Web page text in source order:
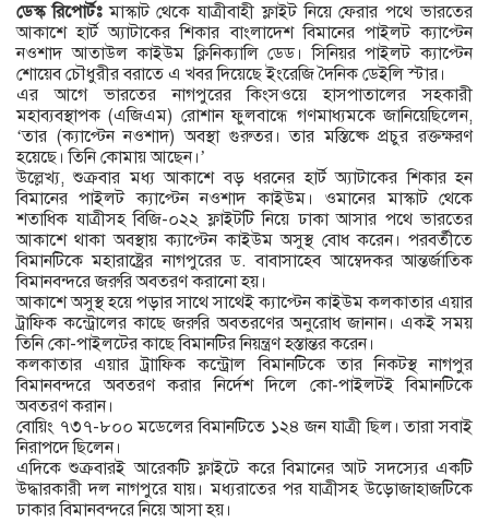
ডেস্ক রিপোর্টঃমাস্কাট থেকে যাত্রীবাহী ফ্লাইট নিয়ে ফেরার পথে ভারতের
আকাশে হার্ট অ্যাটাকের শিকার বাংলাদেশ বিমানের পাইলট ক্যাপ্টেন
নওশাদ আতাউল কাইউম ক্লিনিক্যালি ডেড। সিনিয়র পাইলট ক্যাপ্টেন
শোয়েব চৌধুরীর বরাতে এ খবর দিয়েছে ইংরেজি দৈনিক ডেইলি স্টার।
এর আগে ভারতের নাগপুরের কিংসওয়ে হাসপাতালের সহকারী
মহাব্যবস্থাপক (এজিএম) রোশান ফুলবান্ধে গণমাধ্যমকে জানিয়েছিলেন,
‘তার (ক্যাপ্টেন নওশাদ) অবস্থা গুরুতর। তার মস্তিষ্কে প্রচুর রক্তক্ষরণ
হয়েছে। তিনি কোমায় আছেন।’
উল্লেখ্য, শুক্রবার মধ্য আকাশে বড় ধরনের হার্ট অ্যাটাকের শিকার হন
বিমানের পাইলট ক্যাপ্টেন নওশাদ কাইউম। ওমানের মাস্কাট থেকে
শতাধিক যাত্রীসহ বিজি-০২২ ফ্লাইটটি নিয়ে ঢাকা আসার পথে ভারতের
আকাশে থাকা অবস্থায় ক্যাপ্টেন কাইউম অসুস্থ বোধ করেন। পরবর্তীতে
বিমানটিকে মহারাষ্ট্রের নাগপুরের ড. বাবাসাহেব আম্বেদকর আন্তর্জাতিক
বিমানবন্দরে জরুরি অবতরণ করানো হয়।
আকাশে অসুস্থ হয়ে পড়ার সাথে সাথেই ক্যাপ্টেন কাইউম কলকাতার এয়ার
ট্রাফিক কন্ট্রোলের কাছে জরুরি অবতরণের অনুরোধ জানান। একই সময়
তিনি কো-পাইলটের কাছে বিমানটির নিয়ন্ত্রণ হস্তান্তর করেন।
কলকাতার এয়ার ট্রাাফিক কন্ট্রোল বিমানটিকে তার নিকটস্থ নাগপুর
বিমানবন্দরে অবতরণ করার নির্দেশ দিলে কো-পাইলটই বিমানটিকে
অবতরণ করান।
বোয়িং ৭৩৭-৮০০ মডেলের বিমানটিতে ১২৪ জন যাত্রী ছিল। তারা সবাই
নিরাপদে ছিলেন।
এদিকে শুক্রবারই আরেকটি ফ্লাইটে করে বিমানের আট সদস্যের একটি
উদ্ধারকারী দল নাগপুরে যায়। মধ্যরাতের পর যাত্রীসহ উড়োজাহাজটিকে
ঢাকার বিমানবন্দরে নিয়ে আসা হয়।